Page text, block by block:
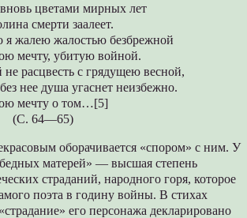
цветами мирных лет
смерти заалеет.
я жалею жалостью безбрежной
мечту, убитую войной.
не расцвесть с грядущею весной,
нее душа угаснет неизбежно.
мечту о том…[5]
(С. 64—65)
оборачивается «спором» с ним. У
матерей» — высшая степень
страданий, народного горя, которое
поэта в годину войны. В стихах
его персонажа декларировано